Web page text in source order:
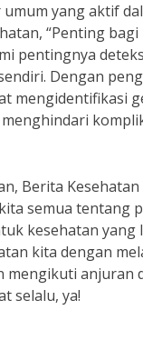
yang aktif
“Penting
pentingnya
Dengan
mengidentifikasi
Berita
semua tentang
kesehatan yang
kita dengan
mengikuti anjuran
selalu, ya!